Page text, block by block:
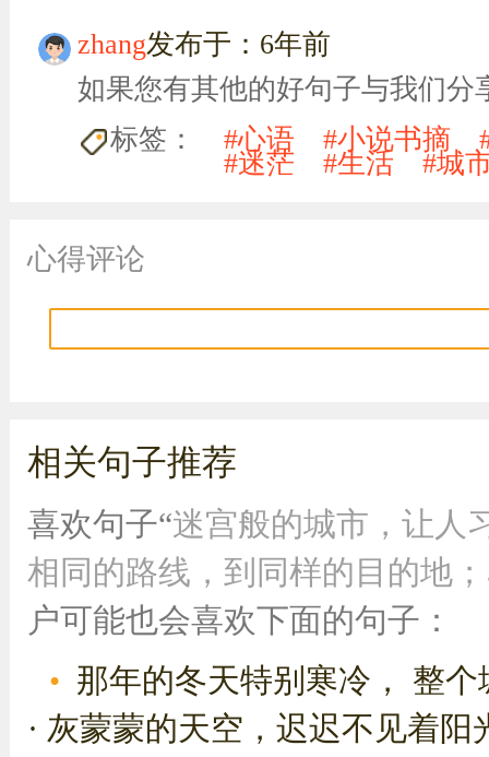
zhang发布于：6年前
如果您有其他的好句子与我们分
标签：
#心语 #小说书摘
#迷茫 #生活 #城
心得评论
相关句子推荐
喜欢句子“迷宫般的城市，让人
相同的路线，到同样的目的地
户可能也会喜欢下面的句子：
那年的冬天特别寒冷， 整
· 灰蒙蒙的天空，迟迟不见着